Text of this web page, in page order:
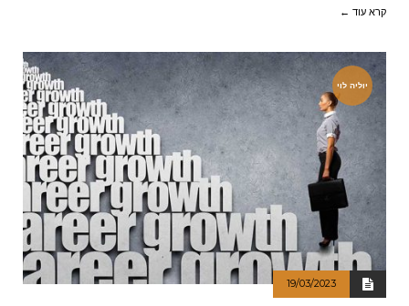
קרא עוד ←
יוליה לוי
19/03/2023